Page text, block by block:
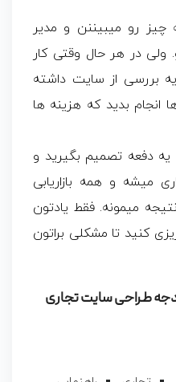
رو میبیننن و مدیر
در هر حال وقتی کار
بررسی از سایت داشته
انجام بدید که هزینه ها
دفعه تصمیم بگیرید و
میشه و همه بازاریابی
میمونه. فقط یادتون
کنید تا مشکلی براتون
طراحی سایت تجاری